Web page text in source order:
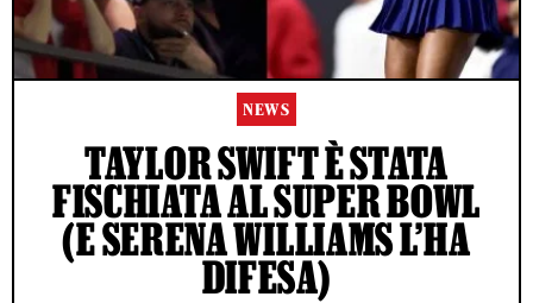
NEWS
TAYLOR SWIFT È STATA
FISCHIATA AL SUPER BOWL
(E SERENA WILLIAMS L’HA
DIFESA)